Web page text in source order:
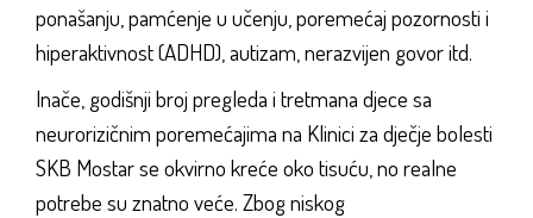
ponašanju, pamćenje u učenju, poremećaj pozornosti i
hiperaktivnost (ADHD), autizam, nerazvijen govor itd.
Inače, godišnji broj pregleda i tretmana djece sa
neurorizičnim poremećajima na Klinici za dječje bolesti
SKB Mostar se okvirno kreće oko tisuću, no realne
potrebe su znatno veće. Zbog niskog